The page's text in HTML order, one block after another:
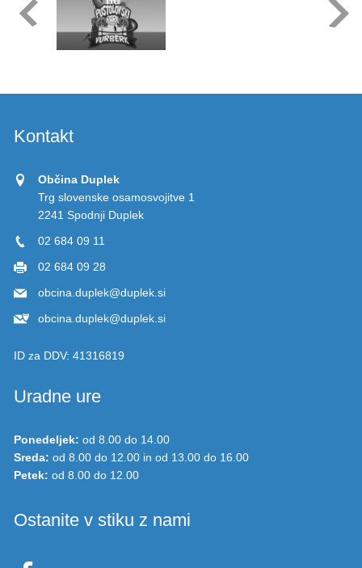
Kontakt
Občina Duplek
Trg slovenske osamosvojitve 1
2241 Spodnji Duplek
02 684 09 11
02 684 09 28
obcina.duplek@duplek.si
obcina.duplek@duplek.si
ID za DDV: 41316819
Uradne ure
Ponedeljek: od 8.00 do 14.00
Sreda: od 8.00 do 12.00 in od 13.00 do 16.00
Petek: od 8.00 do 12.00
Ostanite v stiku z nami